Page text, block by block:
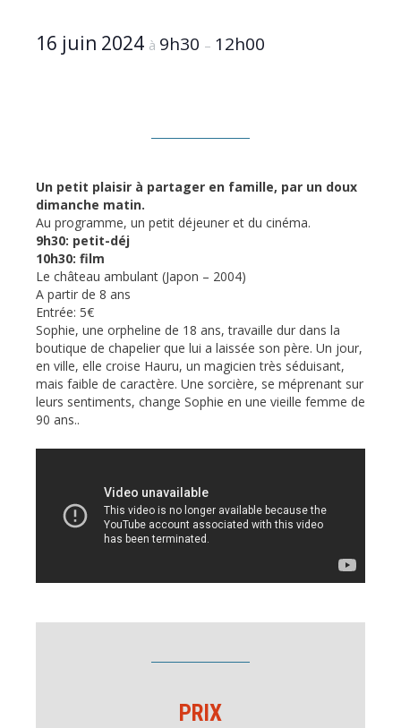
16 juin 2024 à 9h30 – 12h00
Un petit plaisir à partager en famille, par un doux
dimanche matin.
Au programme, un petit déjeuner et du cinéma.
9h30: petit-déj
10h30: film
Le château ambulant (Japon – 2004)
A partir de 8 ans
Entrée: 5€
Sophie, une orpheline de 18 ans, travaille dur dans la
boutique de chapelier que lui a laissée son père. Un jour,
en ville, elle croise Hauru, un magicien très séduisant,
mais faible de caractère. Une sorcière, se méprenant sur
leurs sentiments, change Sophie en une vieille femme de
90 ans..
PRIX